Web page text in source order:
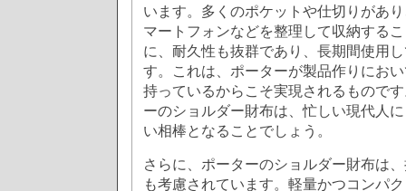
います。多くのポケットや仕切りがあ
マートフォンなどを整理して収納する
に、耐久性も抜群であり、長期間使用
す。これは、ポーターが製品作りにお
持っているからこそ実現されるもので
ーのショルダー財布は、忙しい現代人
い相棒となることでしょう。
さらに、ポーターのショルダー財布は
も考慮されています。軽量かつコンパ